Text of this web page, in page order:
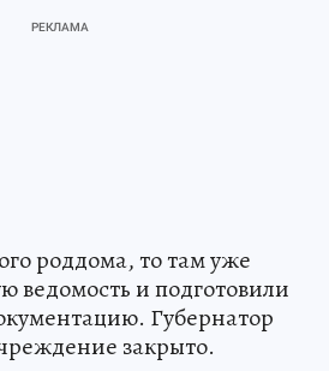
роддома, то там уже
ведомость и подготовили
Губернатор
закрыто.